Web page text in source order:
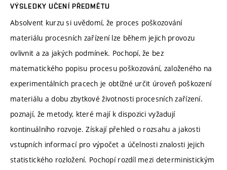
VÝSLEDKY UČENÍ PŘEDMĚTU
Absolvent kurzu si uvědomí, že proces poškozování
materiálu procesních zařízení lze během jejich provozu
ovlivnit a za jakých podmínek. Pochopí, že bez
matematického popisu procesu poškozování, založeného na
experimentálních pracech je obtížné určit úroveň poškození
materiálu a dobu zbytkové životnosti procesních zařízení.
poznají, že metody, které mají k dispozici vyžadují
kontinuálního rozvoje. Získají přehled o rozsahu a jakosti
vstupních informací pro výpočet a účelnosti znalosti jejich
statistického rozložení. Pochopí rozdíl mezi deterministickým